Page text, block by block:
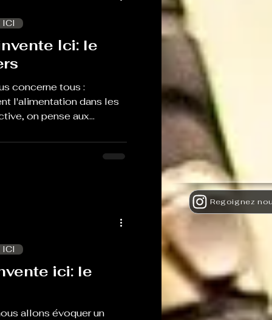
Ici: le
concerne tous :
l'alimentation dans les
on pense aux
: Ludwine Laurette,
collective chez Bio
ICI
ici: le
allons évoquer un
ICI